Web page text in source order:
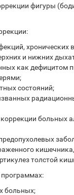
фигуры
хронических
и нижних
как дефицитом
состояний;
больных
толстой
больных;